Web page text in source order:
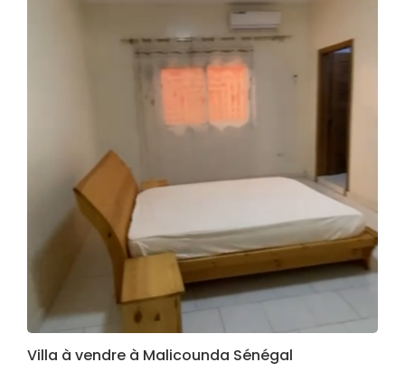
Villa à vendre à Malicounda Sénégal